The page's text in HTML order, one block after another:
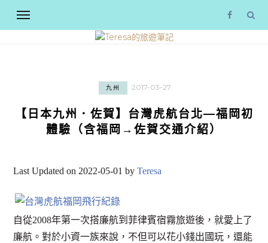
九州 2017-03-27
【日本九州．佐賀】台灣虎航台北—福岡初
體驗（含福岡→佐賀交通介紹）
Last Updated on 2022-05-01 byTeresa
自從2008年第一次搭廉航到菲律賓宿霧旅遊後，就愛上了
廉航。對於小資一族來說，不但可以花小錢出國玩，還能